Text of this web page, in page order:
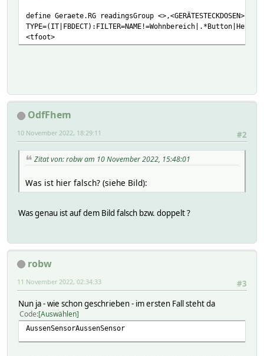
define Geraete.RG readingsGroup
<tfoot>
OdfFhem
#2
10 November 2022, 18:29:11
Zitat von: robw am 10 November 2022, 15:48:01
Was ist hier falsch? (siehe Bild):
Was genau ist auf dem Bild falsch bzw. doppelt ?
robw
#3
11 November 2022, 02:34:33
Nun ja - wie schon geschrieben - im ersten Fall steht da
Code Auswählen
AussenSensorAussenSensor